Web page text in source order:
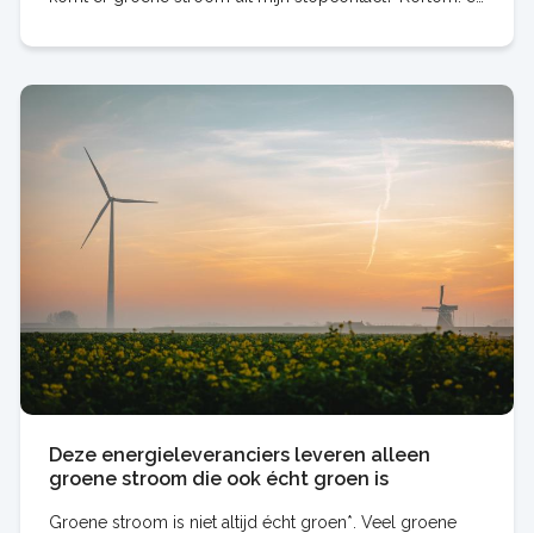
Deze energieleveranciers leveren alleen
groene stroom die ook écht groen is
Groene stroom is niet altijd écht groen*. Veel groene